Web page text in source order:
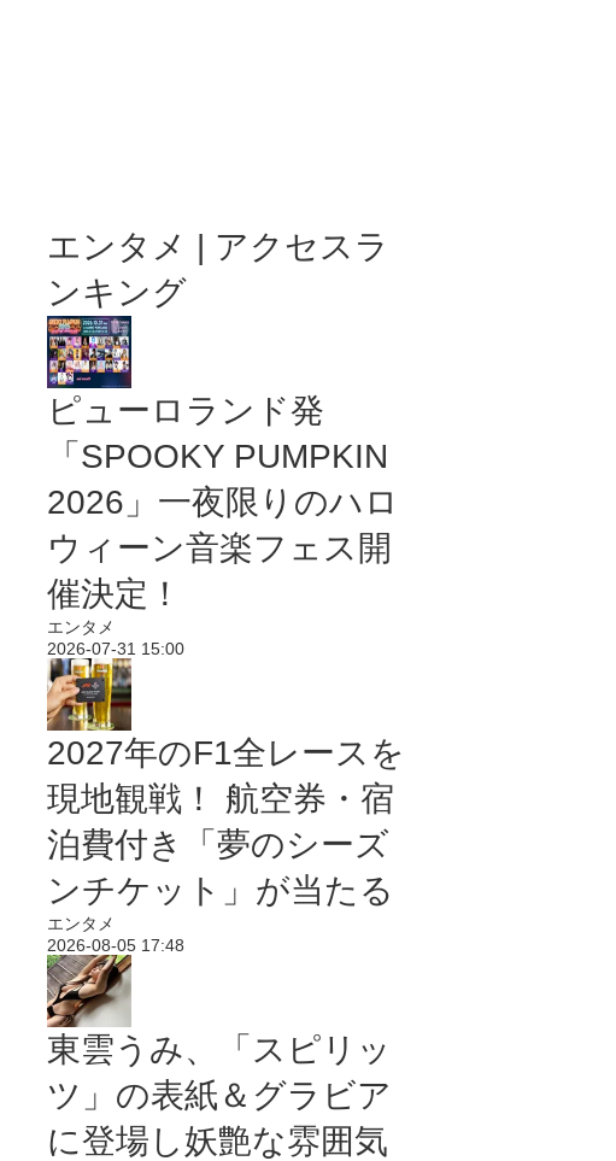
エンタメ | アクセスラ
ンキング
ピューロランド発
「SPOOKY PUMPKIN
2026」一夜限りのハロ
ウィーン音楽フェス開
催決定！
エンタメ
2026-07-31 15:00
2027年のF1全レースを
現地観戦！ 航空券・宿
泊費付き「夢のシーズ
ンチケット」が当たる
エンタメ
2026-08-05 17:48
東雲うみ、「スピリッ
ツ」の表紙＆グラビア
に登場し妖艶な雰囲気